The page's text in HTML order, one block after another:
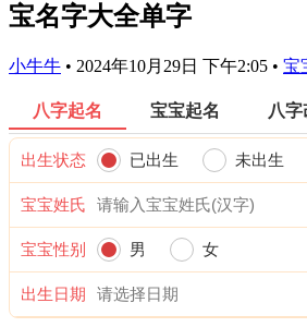
宝名字大全单字
小牛牛 • 2024年10月29日 下午2:05 • 宝
八字起名 宝宝起名 八字
出生状态 已出生 未出生
宝宝姓氏
宝宝性别 男 女
出生日期